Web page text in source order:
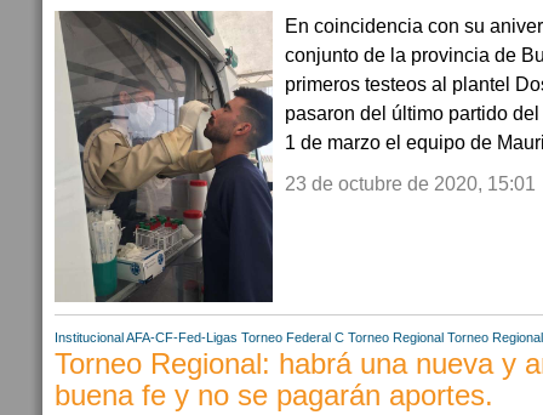
En coincidencia con su
conjunto de la provincia de
primeros testeos al plantel
pasaron del último partido
1 de marzo el equipo de
23 de octubre de 2020, 15:01
Institucional AFA-CF-Fed-Ligas Torneo Federal C Torneo Regional Torneo
Torneo Regional: habrá una nueva y
buena fe y no se pagarán aportes.